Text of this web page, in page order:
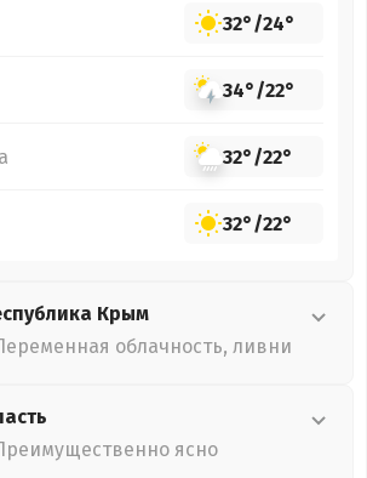
32°/24°
34°/22°
32°/22°
32°/22°
Крым
облачность, ливни
ясно